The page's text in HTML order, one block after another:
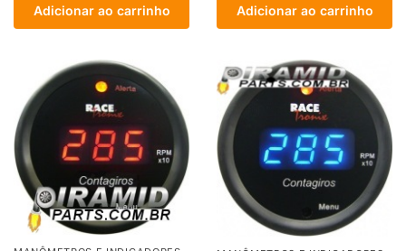
Adicionar ao carrinho Adicionar ao carrinho